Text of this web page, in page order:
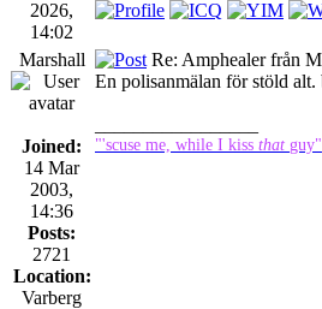
2026,
14:02
Marshall
Joined:
14 Mar
2003,
14:36
Posts:
2721
Location:
Varberg
Re: Amphealer från
En polisanmälan för stöld
"'scuse me, while I kiss that guy"